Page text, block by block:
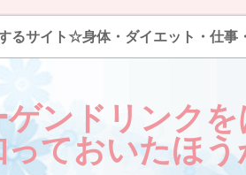
るサイト☆身体・ダイエット・仕事
ゲンドリンク
っておいたほ